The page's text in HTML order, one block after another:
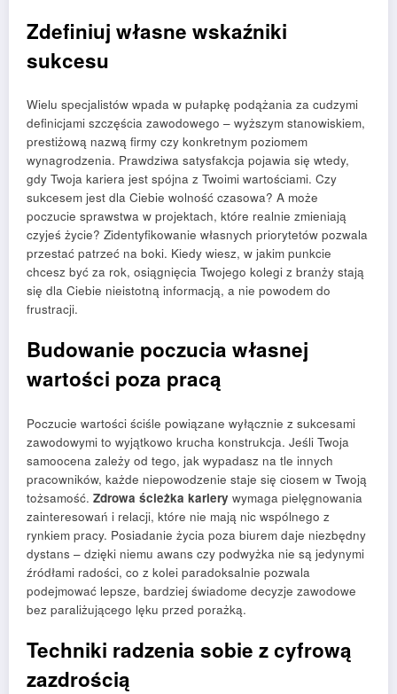
Zdefiniuj własne wskaźniki
sukcesu
Wielu specjalistów wpada w pułapkę podążania za cudzymi
definicjami szczęścia zawodowego – wyższym stanowiskiem,
prestiżową nazwą firmy czy konkretnym poziomem
wynagrodzenia. Prawdziwa satysfakcja pojawia się wtedy,
gdy Twoja kariera jest spójna z Twoimi wartościami. Czy
sukcesem jest dla Ciebie wolność czasowa? A może
poczucie sprawstwa w projektach, które realnie zmieniają
czyjeś życie? Zidentyfikowanie własnych priorytetów pozwala
przestać patrzeć na boki. Kiedy wiesz, w jakim punkcie
chcesz być za rok, osiągnięcia Twojego kolegi z branży stają
się dla Ciebie nieistotną informacją, a nie powodem do
frustracji.
Budowanie poczucia własnej
wartości poza pracą
Poczucie wartości ściśle powiązane wyłącznie z sukcesami
zawodowymi to wyjątkowo krucha konstrukcja. Jeśli Twoja
samoocena zależy od tego, jak wypadasz na tle innych
pracowników, każde niepowodzenie staje się ciosem w Twoją
tożsamość. Zdrowa ścieżka kariery wymaga pielęgnowania
zainteresowań i relacji, które nie mają nic wspólnego z
rynkiem pracy. Posiadanie życia poza biurem daje niezbędny
dystans – dzięki niemu awans czy podwyżka nie są jedynymi
źródłami radości, co z kolei paradoksalnie pozwala
podejmować lepsze, bardziej świadome decyzje zawodowe
bez paraliżującego lęku przed porażką.
Techniki radzenia sobie z cyfrową
zazdrością